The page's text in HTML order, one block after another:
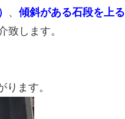
、 傾斜がある石段を上る
致します。
ります。